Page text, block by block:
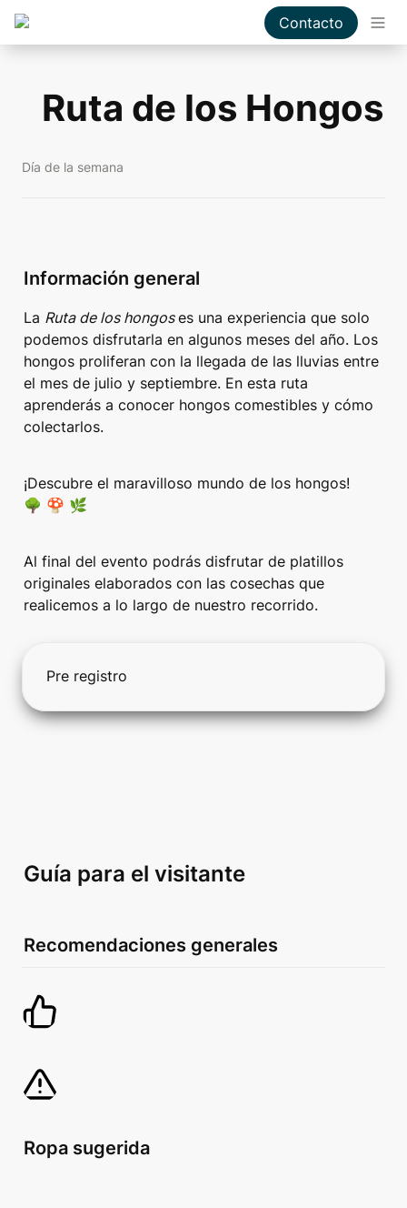
Contacto
Ruta de los Hongos
Día de la semana
Información general
La Ruta de los hongos es una experiencia que solo
podemos disfrutarla en algunos meses del año. Los
hongos proliferan con la llegada de las lluvias entre
el mes de julio y septiembre. En esta ruta
aprenderás a conocer hongos comestibles y cómo
colectarlos.
¡Descubre el maravilloso mundo de los hongos!
🌳 🍄 🌿
Al final del evento podrás disfrutar de platillos
originales elaborados con las cosechas que
realicemos a lo largo de nuestro recorrido.
Pre registro
Guía para el visitante
Recomendaciones generales
Ropa sugerida